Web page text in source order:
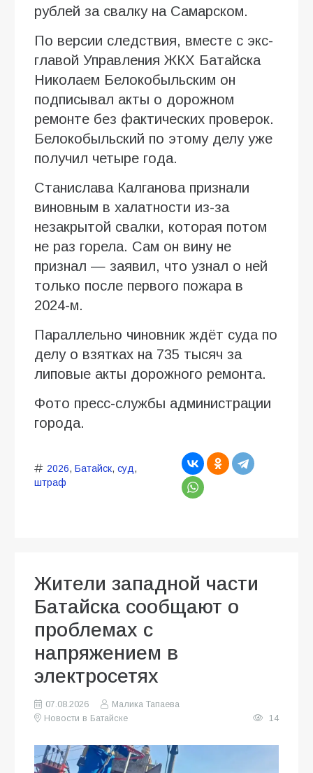
рублей за свалку на Самарском.
По версии следствия, вместе с экс-
главой Управления ЖКХ Батайска
Николаем Белокобыльским он
подписывал акты о дорожном
ремонте без фактических проверок.
Белокобыльский по этому делу уже
получил четыре года.
Станислава Калганова признали
виновным в халатности из-за
незакрытой свалки, которая потом
не раз горела. Сам он вину не
признал — заявил, что узнал о ней
только после первого пожара в
2024-м.
Параллельно чиновник ждёт суда по
делу о взятках на 735 тысяч за
липовые акты дорожного ремонта.
Фото пресс-службы администрации
города.
2026, Батайск, суд,
штраф
Жители западной части
Батайска сообщают о
проблемах с
напряжением в
электросетях
07.08.2026
Малика Тапаева
Новости в Батайске
14